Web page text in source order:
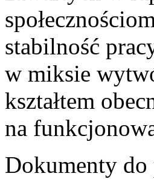
stabilność
w miksie
kształtem
na
Dokumenty do